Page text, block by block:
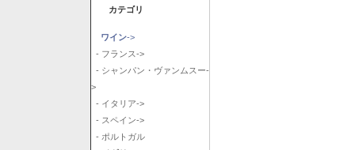
カテゴリ
ワイン->
- フランス->
- シャンパン・ヴァンムスー-
>
- イタリア->
- スペイン->
- ポルトガル